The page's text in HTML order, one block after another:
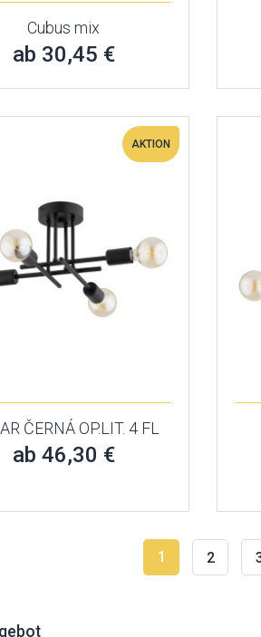
Cubus mix
ab 30,45 €
AKTION
ČERNÁ OP.LIT. 4 FL
ab 46,30 €
1 2